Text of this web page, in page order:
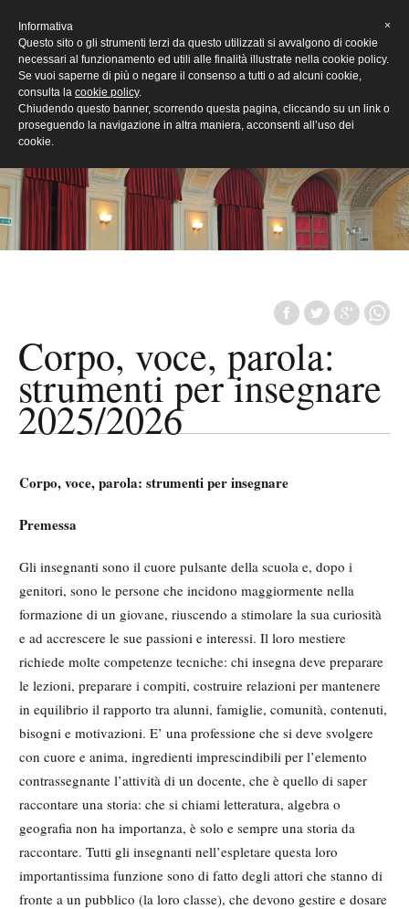
[Eng]
Corpo, voce, parola:
strumenti per insegnare
2025/2026
Corpo, voce, parola: strumenti per insegnare
Premessa
Gli insegnanti sono il cuore pulsante della scuola e, dopo i
genitori, sono le persone che incidono maggiormente nella
formazione di un giovane, riuscendo a stimolare la sua curiosità
e ad accrescere le sue passioni e interessi. Il loro mestiere
richiede molte competenze tecniche: chi insegna deve preparare
le lezioni, preparare i compiti, costruire relazioni per mantenere
in equilibrio il rapporto tra alunni, famiglie, comunità, contenuti,
bisogni e motivazioni. E’ una professione che si deve svolgere
con cuore e anima, ingredienti imprescindibili per l’elemento
contrassegnante l’attività di un docente, che è quello di saper
raccontare una storia: che si chiami letteratura, algebra o
geografia non ha importanza, è solo e sempre una storia da
raccontare. Tutti gli insegnanti nell’espletare questa loro
importantissima funzione sono di fatto degli attori che stanno di
fronte a un pubblico (la loro classe), che devono gestire e dosare
×
Informativa
Questo sito o gli strumenti terzi da questo utilizzati si avvalgono di cookie
necessari al funzionamento ed utili alle finalità illustrate nella cookie policy.
Se vuoi saperne di più o negare il consenso a tutti o ad alcuni cookie,
consulta la cookie policy.
Chiudendo questo banner, scorrendo questa pagina, cliccando su un link o
proseguendo la navigazione in altra maniera, acconsenti all’uso dei
cookie.